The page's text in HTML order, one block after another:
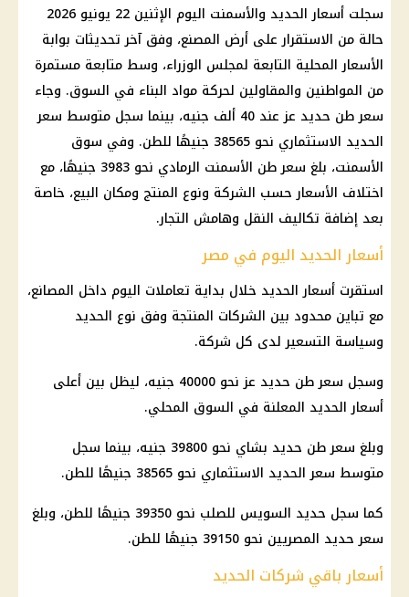
سجلت أسعار الحديد والأسمنت اليوم الإثنين 22 يونيو 2026
حالة من الاستقرار على أرض المصنع، وفق آخر تحديثات بوابة
الأسعار المحلية التابعة لمجلس الوزراء، وسط متابعة مستمرة
من المواطنين والمقاولين لحركة مواد البناء في السوق. وجاء
سعر طن حديد عز عند 40 ألف جنيه، بينما سجل متوسط سعر
الحديد الاستثماري نحو 38565 جنيهًا للطن. وفي سوق
الأسمنت، بلغ سعر طن الأسمنت الرمادي نحو 3983 جنيهًا، مع
اختلاف الأسعار حسب الشركة ونوع المنتج ومكان البيع، خاصة
بعد إضافة تكاليف النقل وهامش التجار.
أسعار الحديد اليوم في مصر
استقرت أسعار الحديد خلال بداية تعاملات اليوم داخل المصانع،
مع تباين محدود بين الشركات المنتجة وفق نوع الحديد
وسياسة التسعير لدى كل شركة.
وسجل سعر طن حديد عز نحو 40000 جنيه، ليظل بين أعلى
أسعار الحديد المعلنة في السوق المحلي.
وبلغ سعر طن حديد بشاي نحو 39800 جنيه، بينما سجل
متوسط سعر الحديد الاستثماري نحو 38565 جنيهًا للطن.
كما سجل حديد السويس للصلب نحو 39350 جنيهًا للطن، وبلغ
سعر حديد المصريين نحو 39150 جنيهًا للطن.
أسعار باقي شركات الحديد